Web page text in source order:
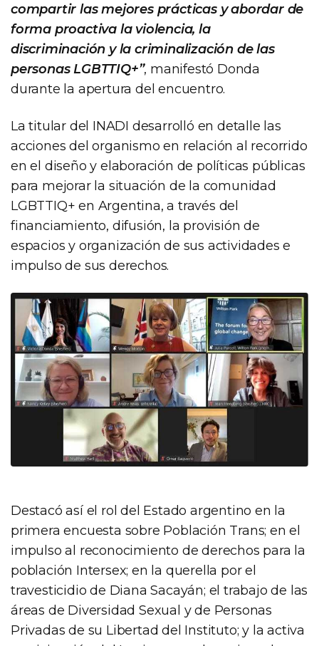
compartir las mejores prácticas y abordar de
forma proactiva la violencia, la
discriminación y la criminalización de las
personas LGBTTIQ+”, manifestó Donda
durante la apertura del encuentro.
La titular del INADI desarrolló en detalle las
acciones del organismo en relación al recorrido
en el diseño y elaboración de políticas públicas
para mejorar la situación de la comunidad
LGBTTIQ+ en Argentina, a través del
financiamiento, difusión, la provisión de
espacios y organización de sus actividades e
impulso de sus derechos.
Destacó así el rol del Estado argentino en la
primera encuesta sobre Población Trans; en el
impulso al reconocimiento de derechos para la
población Intersex; en la querella por el
travesticidio de Diana Sacayán; el trabajo de las
áreas de Diversidad Sexual y de Personas
Privadas de su Libertad del Instituto; y la activa